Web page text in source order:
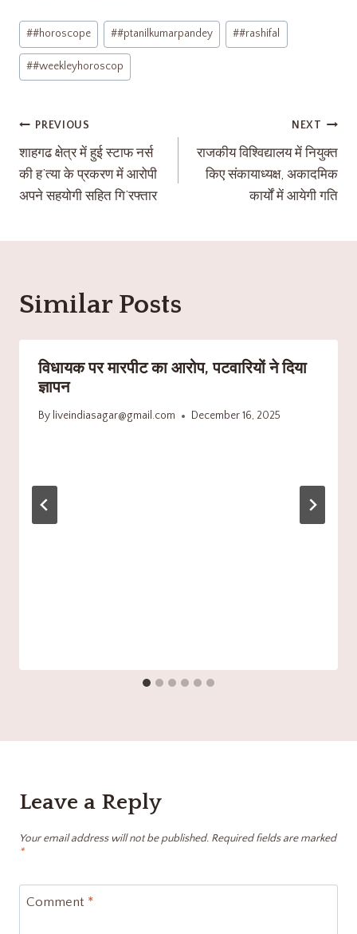
##horoscope ##ptanilkumarpandey ##rashifal
##weekleyhoroscop
PREVIOUS
शाहगढ क्षेत्र में हुई स्टाफ नर्स
की ह’त्या के प्रकरण में आरोपी
अपने सहयोगी सहित गि’रफ्तार
NEXT
राजकीय विश्विद्यालय में नियुक्त
किए संकायाध्यक्ष, अकादमिक
कार्यों में आयेगी गति
Similar Posts
विधायक पर मारपीट का आरोप, पटवारियों ने दिया
ज्ञापन
By liveindiasagar@gmail.com December 16, 2025
Leave a Reply
Your email address will not be published. Required fields are marked
*
Comment *